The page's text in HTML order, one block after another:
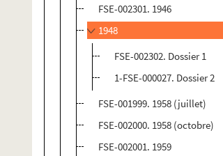
FSE-002301. 1946
1948
FSE-002302. Dossier 1
1-FSE-000027. Dossier 2
FSE-001999. 1958 (juillet)
FSE-002000. 1958 (octobre)
FSE-002001. 1959